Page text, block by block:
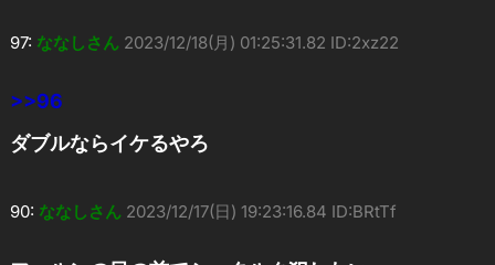
97: ななしさん 2023/12/18(月) 01:25:31.82 ID:2xz22
>>96
ダブルならイケるやろ
90: ななしさん 2023/12/17(日) 19:23:16.84 ID:BRtTf